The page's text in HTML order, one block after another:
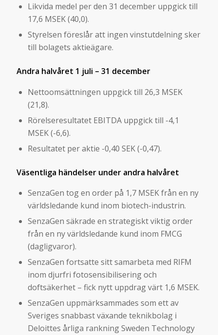
Likvida medel per den 31 december uppgick till
17,6 MSEK (40,0).
Styrelsen föreslår att ingen vinstutdelning sker
till bolagets aktieägare.
Andra halvåret 1 juli – 31 december
Nettoomsättningen uppgick till 26,3 MSEK
(21,8).
Rörelseresultatet EBITDA uppgick till -4,1
MSEK (-6,6).
Resultatet per aktie -0,40 SEK (-0,47).
Väsentliga händelser under andra halvåret
SenzaGen tog en order på 1,7 MSEK från en ny
världsledande kund inom biotech-industrin.
SenzaGen säkrade en strategiskt viktig order
från en ny världsledande kund inom FMCG
(dagligvaror).
SenzaGen fortsatte sitt samarbeta med RIFM
inom djurfri fotosensibilisering och
doftsäkerhet – fick nytt uppdrag värt 1,6 MSEK.
SenzaGen uppmärksammades som ett av
Sveriges snabbast växande teknikbolag i
Deloittes årliga rankning Sweden Technology